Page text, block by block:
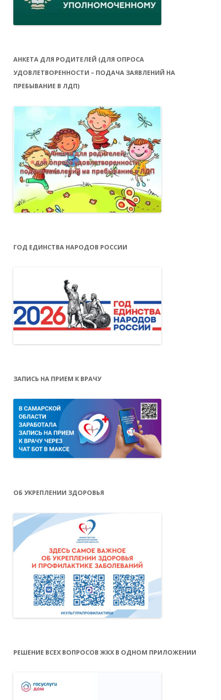
АНКЕТА ДЛЯ РОДИТЕЛЕЙ (ДЛЯ ОПРОСА
УДОВЛЕТВОРЕННОСТИ – ПОДАЧА ЗАЯВЛЕНИЙ НА
ПРЕБЫВАНИЕ В ЛДП)
ГОД ЕДИНСТВА НАРОДОВ РОССИИ
ЗАПИСЬ НА ПРИЕМ К ВРАЧУ
ОБ УКРЕПЛЕНИИ ЗДОРОВЬЯ
РЕШЕНИЕ ВСЕХ ВОПРОСОВ ЖКХ В ОДНОМ ПРИЛОЖЕНИИ